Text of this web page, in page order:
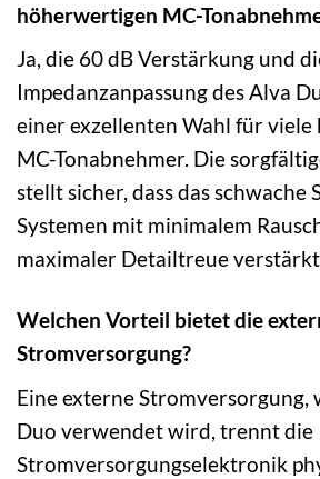
höherwertigen MC-
Ja, die 60 dB Verstärkung und
Impedanzanpassung des Alva
einer exzellenten Wahl für
MC-Tonabnehmer. Die
stellt sicher, dass das schwache
Systemen mit minimalem
maximaler Detailtreue
Welchen Vorteil bietet die
Stromversorgung?
Eine externe Stromversorgung,
Duo verwendet wird, trennt die
Stromversorgungselektronik